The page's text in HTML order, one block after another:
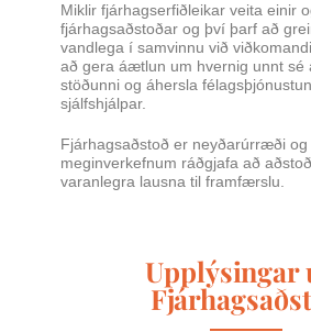
Miklir fjárhagserfiðleikar veita einir
fjárhagsaðstoðar og því þarf að
vandlega í samvinnu við
að gera áætlun um hvernig unnt
stöðunni og áhersla
sjálfshjálpar.
Fjárhagsaðstoð er neyðarúrræði
meginverkefnum ráðgjafa að
varanlegra lausna til framfærslu.
Upplýsingar